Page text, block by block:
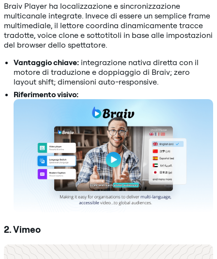
Braiv Player ha localizzazione e sincronizzazione
multicanale integrate. Invece di essere un semplice frame
multimediale, il lettore coordina dinamicamente tracce
tradotte, voice clone e sottotitoli in base alle impostazioni
del browser dello spettatore.
Vantaggio chiave: integrazione nativa diretta con il
motore di traduzione e doppiaggio di Braiv; zero
layout shift; dimensioni auto-responsive.
Riferimento visivo:
2. Vimeo